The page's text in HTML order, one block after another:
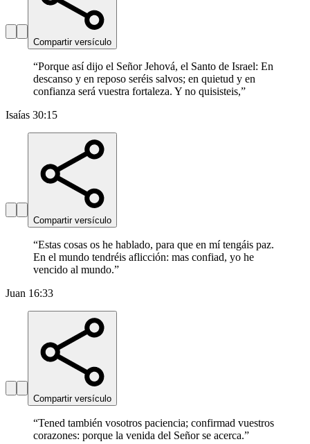
Compartir versículo
“Porque así dijo el Señor Jehová, el Santo de Israel: En
descanso y en reposo seréis salvos; en quietud y en
confianza será vuestra fortaleza. Y no quisisteis,”
Isaías 30:15
Compartir versículo
“Estas cosas os he hablado, para que en mí tengáis paz.
En el mundo tendréis aflicción: mas confiad, yo he
vencido al mundo.”
Juan 16:33
Compartir versículo
“Tened también vosotros paciencia; confirmad vuestros
corazones: porque la venida del Señor se acerca.”